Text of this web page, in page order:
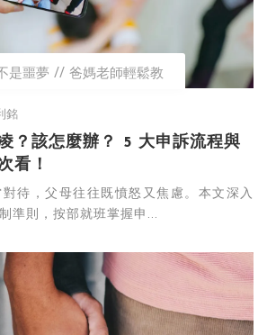
是噩夢 爸媽老師輕鬆教
銘
？該怎麼辦？ 5 大申訴流程與
看！
待，父母往往既憤怒又焦慮。本文深入
準則，按部就班掌握申...